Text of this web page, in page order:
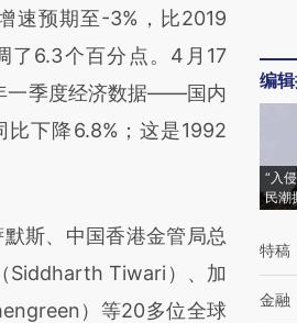
速预期至-3%，比2019
了6.3个百分点。4月17
一季度经济数据——国内
比下降6.8%；这是1992
斯、中国香港金管局总
Siddharth Tiwari）、加
）等20多位全球
编
“入
民潮
特稿
金融